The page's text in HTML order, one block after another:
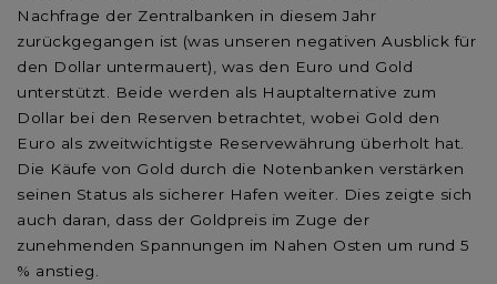
Nachfrage der Zentralbanken in diesem Jahr
zurückgegangen ist (was unseren negativen Ausblick für
den Dollar untermauert), was den Euro und Gold
unterstützt. Beide werden als Hauptalternative zum
Dollar bei den Reserven betrachtet, wobei Gold den
Euro als zweitwichtigste Reservewährung überholt hat.
Die Käufe von Gold durch die Notenbanken verstärken
seinen Status als sicherer Hafen weiter. Dies zeigte sich
auch daran, dass der Goldpreis im Zuge der
zunehmenden Spannungen im Nahen Osten um rund 5
% anstieg.